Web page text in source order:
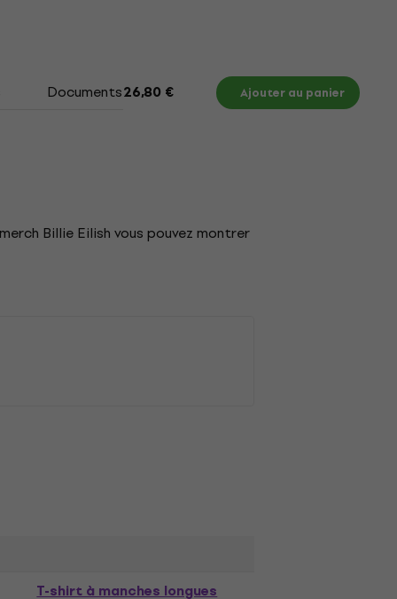
Documents Tableau des tailles
26,80 € Ajouter au panier
Billie Eilish vous pouvez montrer
T-shirt à manches longues